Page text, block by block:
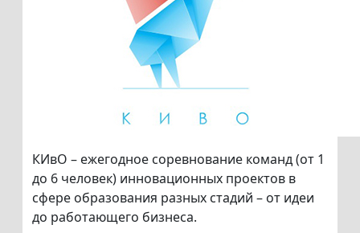
КИвО – ежегодное соревнование команд (от 1
до 6 человек) инновационных проектов в
сфере образования разных стадий – от идеи
до работающего бизнеса.